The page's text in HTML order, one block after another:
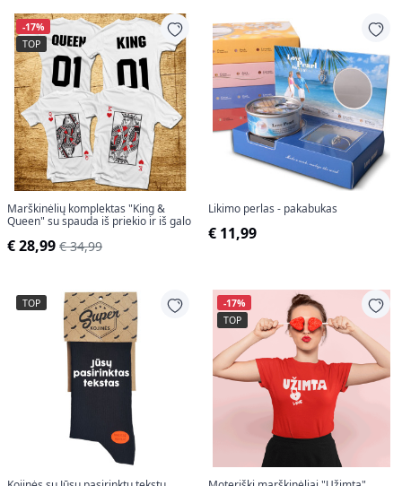
-17%
TOP
Marškinėlių komplektas "King &
Queen" su spauda iš priekio ir iš galo
€ 28,99 € 34,99
Likimo perlas - pakabukas
€ 11,99
TOP
-17%
TOP